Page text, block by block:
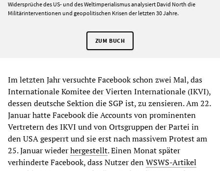
Widersprüche des US- und des Weltimperialismus analysiert David North die
Militärinterventionen und geopolitischen Krisen der letzten 30 Jahre.
ZUM BUCH
Im letzten Jahr versuchte Facebook schon zwei Mal, das
Internationale Komitee der Vierten Internationale (IKVI),
dessen deutsche Sektion die SGP ist, zu zensieren. Am 22.
Januar hatte Facebook die Accounts von prominenten
Vertretern des IKVI und von Ortsgruppen der Partei in
den USA gesperrt und sie erst nach massivem Protest am
25. Januar wiederhergestellt. Einen Monat später
verhinderte Facebook, dass Nutzer denWSWS-Artikel